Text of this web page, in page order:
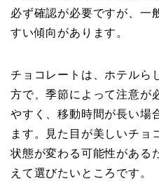
必ず確認が必要ですが、一
すい傾向があります。
チョコレートは、ホテルら
方で、季節によって注意が
やすく、移動時間が長い場
ます。見た目が美しいチョ
状態が変わる可能性がある
えて選びたいところです。